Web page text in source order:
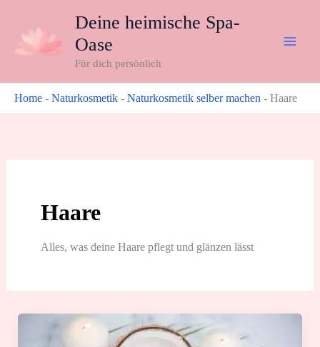
springen
Deine heimische Spa-
Oase
Für dich persönlich
Home - Naturkosmetik - Naturkosmetik selber machen - Haare
Haare
Alles, was deine Haare pflegt und glänzen lässt